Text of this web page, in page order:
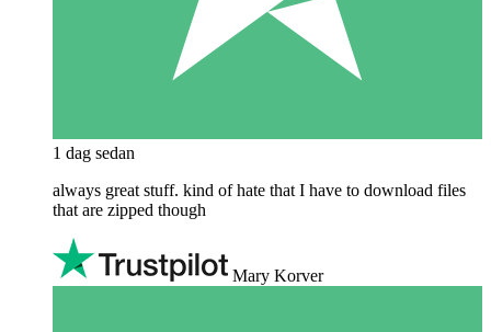
1 dag sedan
always great stuff. kind of hate that I have to download files
that are zipped though
Mary Korver